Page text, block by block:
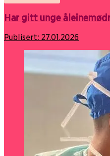
Har gitt unge
Publisert: 27.01.2026